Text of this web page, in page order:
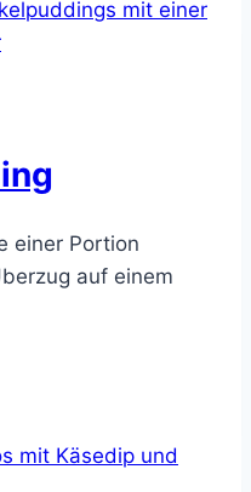
einer Portion
auf einem